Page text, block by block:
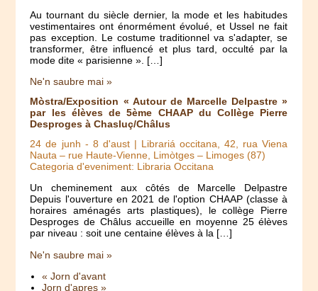
Au tournant du siècle dernier, la mode et les habitudes
vestimentaires ont énormément évolué, et Ussel ne fait
pas exception. Le costume traditionnel va s'adapter, se
transformer, être influencé et plus tard, occulté par la
mode dite « parisienne ». […]
Ne'n saubre mai »
Mòstra/Exposition « Autour de Marcelle Delpastre »
par les élèves de 5ème CHAAP du Collège Pierre
Desproges à Chasluç/Châlus
24 de junh - 8 d'aust| Librariá occitana, 42, rua Viena
Nauta – rue Haute-Vienne, Limòtges – Limoges (87)
Categoria d'eveniment: Libraria Occitana
Un cheminement aux côtés de Marcelle Delpastre
Depuis l'ouverture en 2021 de l'option CHAAP (classe à
horaires aménagés arts plastiques), le collège Pierre
Desproges de Châlus accueille en moyenne 25 élèves
par niveau : soit une centaine élèves à la […]
Ne'n saubre mai »
« Jorn d'avant
Jorn d'apres »